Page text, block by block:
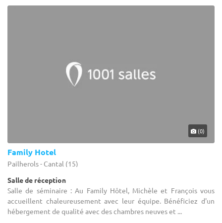
(0)
Family Hotel
Pailherols - Cantal (15)
Salle de réception
Salle de séminaire : Au Family Hôtel, Michèle et François vous
accueillent chaleureusement avec leur équipe. Bénéficiez d'un
hébergement de qualité avec des chambres neuves et ...